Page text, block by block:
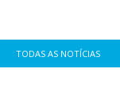
TODAS AS NOTÍCIAS